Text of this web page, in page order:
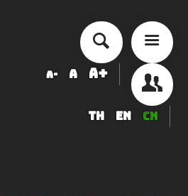
A- A A+
TH EN CN